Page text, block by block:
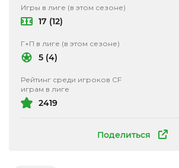
Поделиться
Игры в лиге (в этом сезоне)
17 (12)
Г+П в лиге (в этом сезоне)
5 (4)
Рейтинг среди игроков CF
играм в лиге
2419